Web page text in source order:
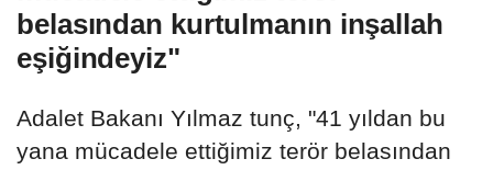
belasından kurtulmanın inşallah
eşiğindeyiz"
Adalet Bakanı Yılmaz tunç, "41 yıldan bu
yana mücadele ettiğimiz terör belasından